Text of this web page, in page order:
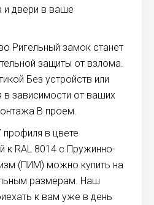
и двери в ваше
Ригельный замок станет
защиты от взлома.
Без устройств или
в зависимости от ваших
В проем.
профиля в цвете
к RAL 8014 с Пружинно-
(ПИМ) можно купить на
размерам. Наш
к вам уже в день